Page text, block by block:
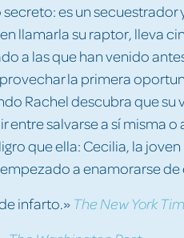
es un secuestrador
llamarla su raptor, lleva
a las que han venido
la primera
Rachel descubra que su
salvarse a sí misma o
que ella: Cecilia, la joven
a enamorarse de
infarto.» The New York